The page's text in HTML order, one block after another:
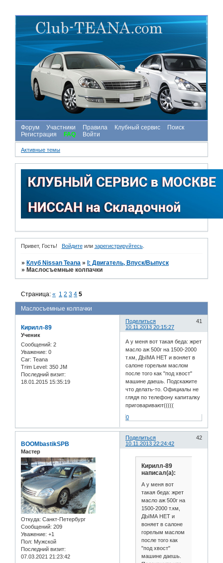
Форум Участники Правила Клубный сервис
Поиск
Регистрация
FAQ Войти
Активные темы
Привет, Гость! Войдитеили зарегистрируйтесь.
» Клуб Nissan Teana » I: Двигатель, Впуск/Выпуск
» Маслосъемные колпачки
Маслосъемные колпачки
Страница:« 1 2 3 4 5
Поделиться
41
10.11.2013 20:15:27
Кирилл-89
Ученик
Сообщений: 2
Уважение: 0
Car: Teana
Trim Level: 350 JM
Последний визит:
18.01.2015 15:35:19
А у меня вот такая беда: жрет
масло аж 500г на 1500-2000
т.км, ДЫМА НЕТ и воняет в
салоне горелым маслом
после того как "под хвост"
машине даешь. Подскажите
что делать-то. Официалы не
глядя по телефону капиталку
приговаривают(((((
0
Поделиться
42
10.11.2013 22:24:42
BOOMbastikSPB
Мастер
Откуда: Санкт-Петербург
Сообщений: 209
Уважение: +1
Пол: Мужской
Последний визит:
07.03.2021 21:23:42
Кирилл-89
написал(а):
А у меня вот
такая беда: жрет
масло аж 500г на
1500-2000 т.км,
ДЫМА НЕТ и
воняет в салоне
горелым маслом
после того как
"под хвост"
машине даешь.